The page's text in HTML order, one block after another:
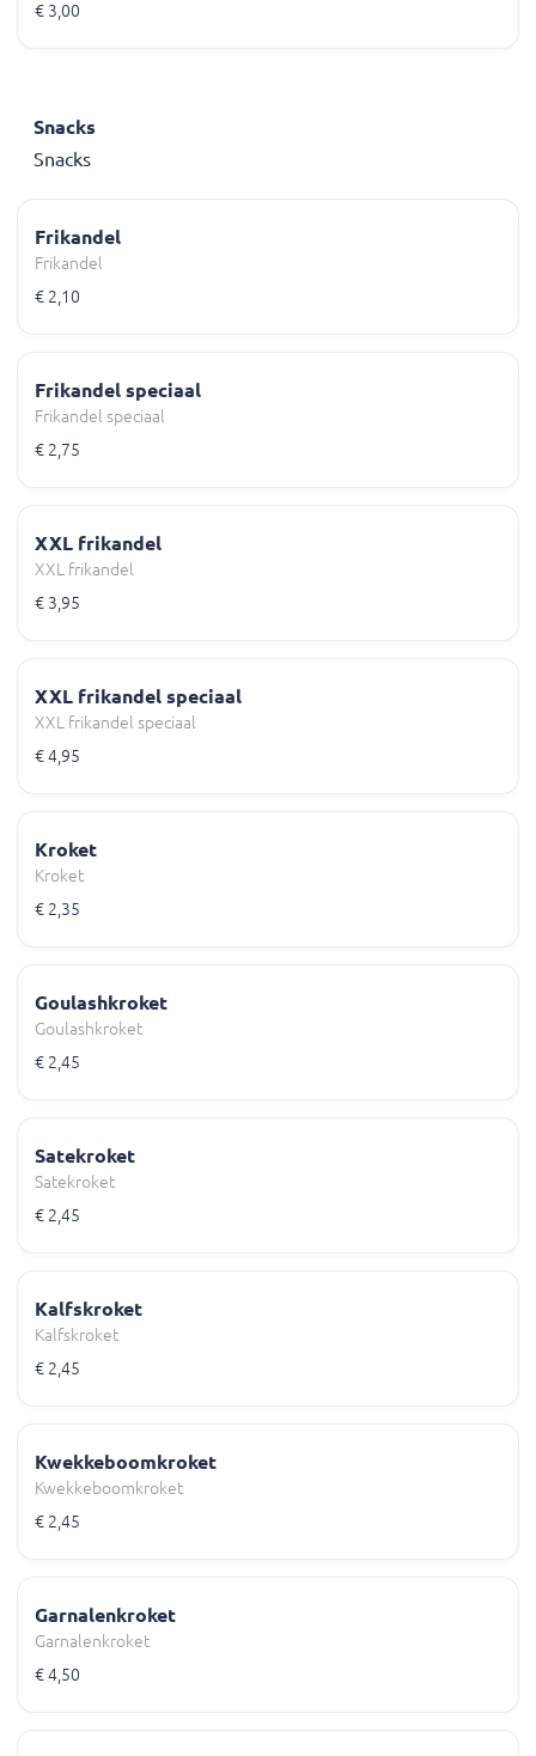
€ 3,00
Snacks
Snacks
Frikandel
Frikandel
€ 2,10
Frikandel speciaal
Frikandel speciaal
€ 2,75
XXL frikandel
XXL frikandel
€ 3,95
XXL frikandel speciaal
XXL frikandel speciaal
€ 4,95
Kroket
Kroket
€ 2,35
Goulashkroket
Goulashkroket
€ 2,45
Satekroket
Satekroket
€ 2,45
Kalfskroket
Kalfskroket
€ 2,45
Kwekkeboomkroket
Kwekkeboomkroket
€ 2,45
Garnalenkroket
Garnalenkroket
€ 4,50